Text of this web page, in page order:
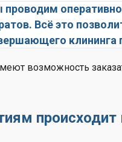
Всё это
клининга
возможность